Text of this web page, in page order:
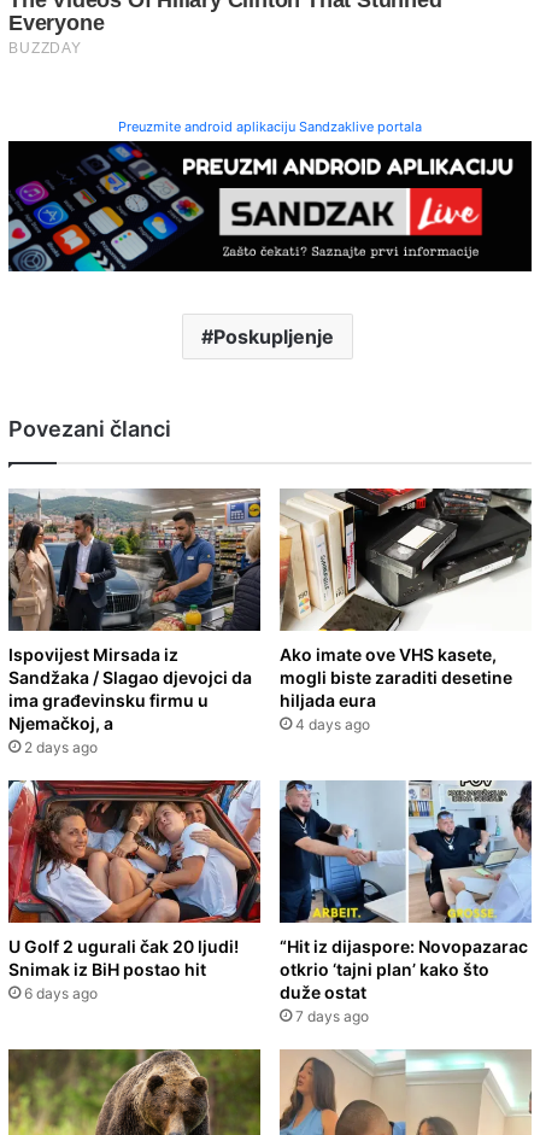
Preuzmite android aplikaciju Sandzaklive portala
Poskupljenje
Povezani članci
Ispovijest Mirsada iz
Sandžaka / Slagao djevojci da
ima građevinsku firmu u
Njemačkoj, a
2 days ago
Ako imate ove VHS kasete,
mogli biste zaraditi desetine
hiljada eura
4 days ago
U Golf 2 ugurali čak 20 ljudi!
Snimak iz BiH postao hit
6 days ago
“Hit iz dijaspore: Novopazarac
otkrio ‘tajni plan’ kako što
duže ostat
7 days ago